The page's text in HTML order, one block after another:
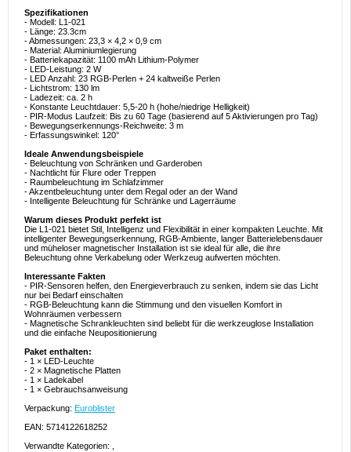
Spezifikationen
- Modell: L1-021
- Länge: 23.3cm
- Abmessungen: 23,3 × 4,2 × 0,9 cm
- Material: Aluminiumlegierung
- Batteriekapazität: 1100 mAh Lithium-Polymer
- LED-Leistung: 2 W
- LED Anzahl: 23 RGB-Perlen + 24 kaltweiße Perlen
- Lichtstrom: 130 lm
- Ladezeit: ca. 2 h
- Konstante Leuchtdauer: 5,5-20 h (hohe/niedrige Helligkeit)
- PIR-Modus Laufzeit: Bis zu 60 Tage (basierend auf 5 Aktivierungen pro Tag)
- Bewegungserkennungs-Reichweite: 3 m
- Erfassungswinkel: 120°
Ideale Anwendungsbeispiele
- Beleuchtung von Schränken und Garderoben
- Nachtlicht für Flure oder Treppen
- Raumbeleuchtung im Schlafzimmer
- Akzentbeleuchtung unter dem Regal oder an der Wand
- Intelligente Beleuchtung für Schränke und Lagerräume
Warum dieses Produkt perfekt ist
Die L1-021 bietet Stil, Intelligenz und Flexibilität in einer kompakten Leuchte. Mit
intelligenter Bewegungserkennung, RGB-Ambiente, langer Batterielebensdauer
und müheloser magnetischer Installation ist sie ideal für alle, die ihre
Beleuchtung ohne Verkabelung oder Werkzeug aufwerten möchten.
Interessante Fakten
- PIR-Sensoren helfen, den Energieverbrauch zu senken, indem sie das Licht
nur bei Bedarf einschalten
- RGB-Beleuchtung kann die Stimmung und den visuellen Komfort in
Wohnräumen verbessern
- Magnetische Schrankleuchten sind beliebt für die werkzeuglose Installation
und die einfache Neupositionierung
Paket enthalten:
- 1 × LED-Leuchte
- 2 × Magnetische Platten
- 1 × Ladekabel
- 1 × Gebrauchsanweisung
Verpackung: Euroblister
EAN: 5714122618252
Verwandte Kategorien: